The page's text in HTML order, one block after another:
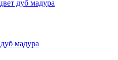
дуб мадура
мадура